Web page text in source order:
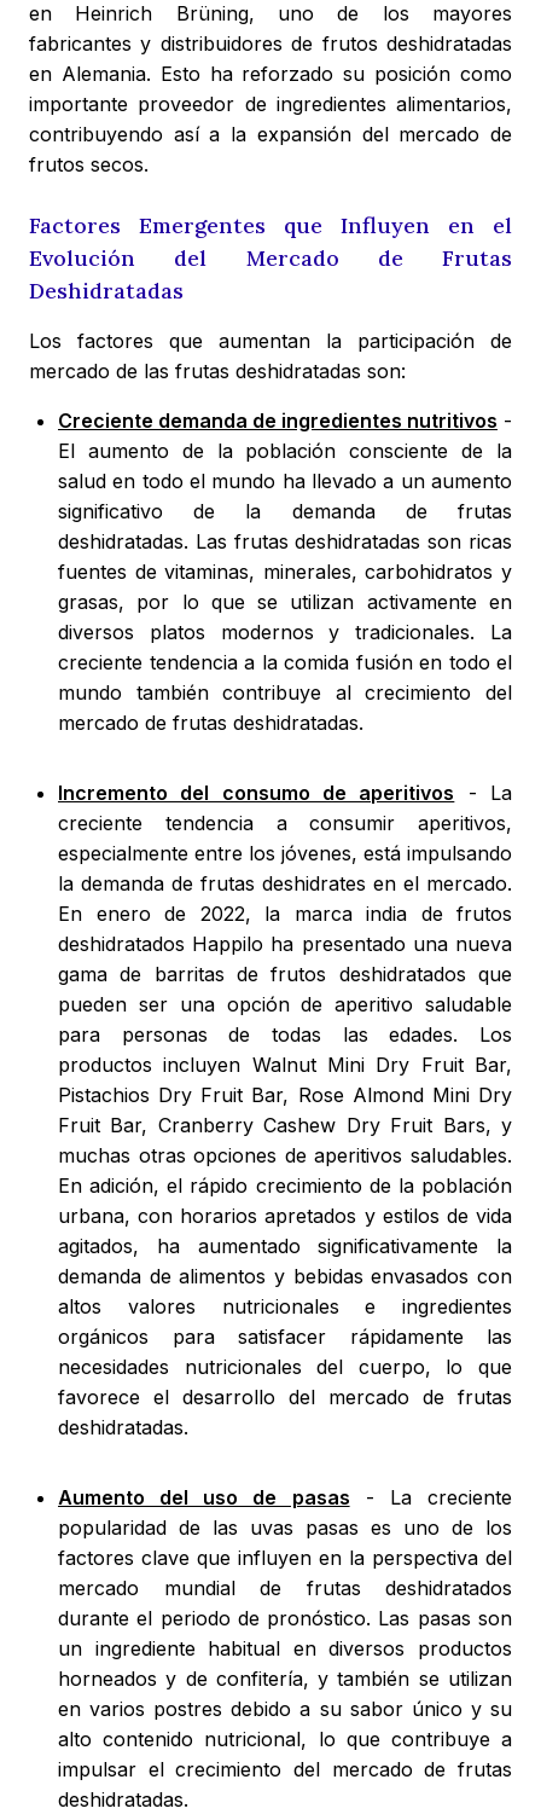
en Heinrich Brüning, uno de los mayores
fabricantes y distribuidores de frutos deshidratadas
en Alemania. Esto ha reforzado su posición como
importante proveedor de ingredientes alimentarios,
contribuyendo así a la expansión del mercado de
frutos secos.
Factores Emergentes que Influyen en el
Evolución del Mercado de Frutas
Deshidratadas
Los factores que aumentan la participación de
mercado de las frutas deshidratadas son:
Creciente demanda de ingredientes nutritivos -
El aumento de la población consciente de la
salud en todo el mundo ha llevado a un aumento
significativo de la demanda de frutas
deshidratadas. Las frutas deshidratadas son ricas
fuentes de vitaminas, minerales, carbohidratos y
grasas, por lo que se utilizan activamente en
diversos platos modernos y tradicionales. La
creciente tendencia a la comida fusión en todo el
mundo también contribuye al crecimiento del
mercado de frutas deshidratadas.
Incremento del consumo de aperitivos - La
creciente tendencia a consumir aperitivos,
especialmente entre los jóvenes, está impulsando
la demanda de frutas deshidrates en el mercado.
En enero de 2022, la marca india de frutos
deshidratados Happilo ha presentado una nueva
gama de barritas de frutos deshidratados que
pueden ser una opción de aperitivo saludable
para personas de todas las edades. Los
productos incluyen Walnut Mini Dry Fruit Bar,
Pistachios Dry Fruit Bar, Rose Almond Mini Dry
Fruit Bar, Cranberry Cashew Dry Fruit Bars, y
muchas otras opciones de aperitivos saludables.
En adición, el rápido crecimiento de la población
urbana, con horarios apretados y estilos de vida
agitados, ha aumentado significativamente la
demanda de alimentos y bebidas envasados con
altos valores nutricionales e ingredientes
orgánicos para satisfacer rápidamente las
necesidades nutricionales del cuerpo, lo que
favorece el desarrollo del mercado de frutas
deshidratadas.
Aumento del uso de pasas - La creciente
popularidad de las uvas pasas es uno de los
factores clave que influyen en la perspectiva del
mercado mundial de frutas deshidratados
durante el periodo de pronóstico. Las pasas son
un ingrediente habitual en diversos productos
horneados y de confitería, y también se utilizan
en varios postres debido a su sabor único y su
alto contenido nutricional, lo que contribuye a
impulsar el crecimiento del mercado de frutas
deshidratadas.